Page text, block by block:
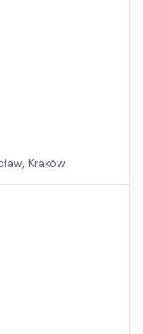
Kraków